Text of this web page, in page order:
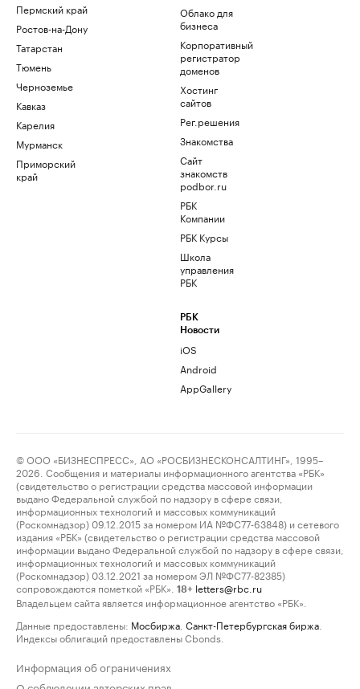
Пермский край
Ростов-на-Дону
Татарстан
Тюмень
Черноземье
Кавказ
Карелия
Мурманск
Приморский
край
Облако для
бизнеса
Корпоративный
регистратор
доменов
Хостинг
сайтов
Рег.решения
Знакомства
Сайт
знакомств
podbor.ru
РБК
Компании
РБК Курсы
Школа
управления
РБК
РБК
Новости
iOS
Android
AppGallery
© ООО «БИЗНЕСПРЕСС», АО «РОСБИЗНЕСКОНСАЛТИНГ», 1995–
2026. Сообщения и материалы информационного агентства «РБК»
(свидетельство о регистрации средства массовой информации
выдано Федеральной службой по надзору в сфере связи,
информационных технологий и массовых коммуникаций
(Роскомнадзор) 09.12.2015 за номером ИА №ФС77-63848) и сетевого
издания «РБК» (свидетельство о регистрации средства массовой
информации выдано Федеральной службой по надзору в сфере связи,
информационных технологий и массовых коммуникаций
(Роскомнадзор) 03.12.2021 за номером ЭЛ №ФС77-82385)
сопровождаются пометкой «РБК».
18+ letters@rbc.ru
Владельцем сайта является информационное агентство «РБК».
Данные предоставлены: Мосбиржа Санкт-Петербургская биржа
Индексы облигаций предоставлены Cbonds.
Информация об ограничениях